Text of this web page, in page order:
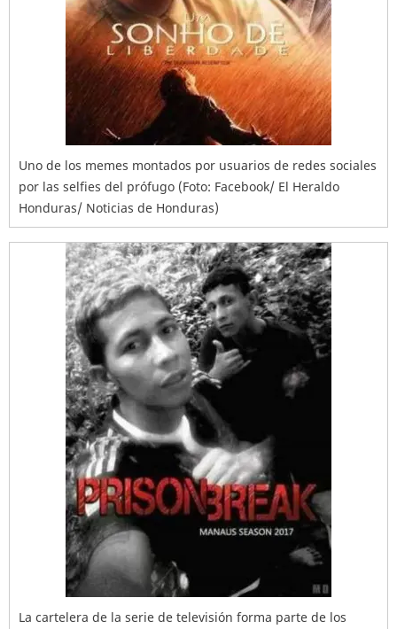
Uno de los memes montados por usuarios de redes sociales
por las selfies del prófugo (Foto: Facebook/ El Heraldo
Honduras/ Noticias de Honduras)
La cartelera de la serie de televisión forma parte de los